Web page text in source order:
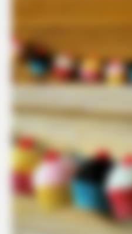
Your Birth Date Reveals Who